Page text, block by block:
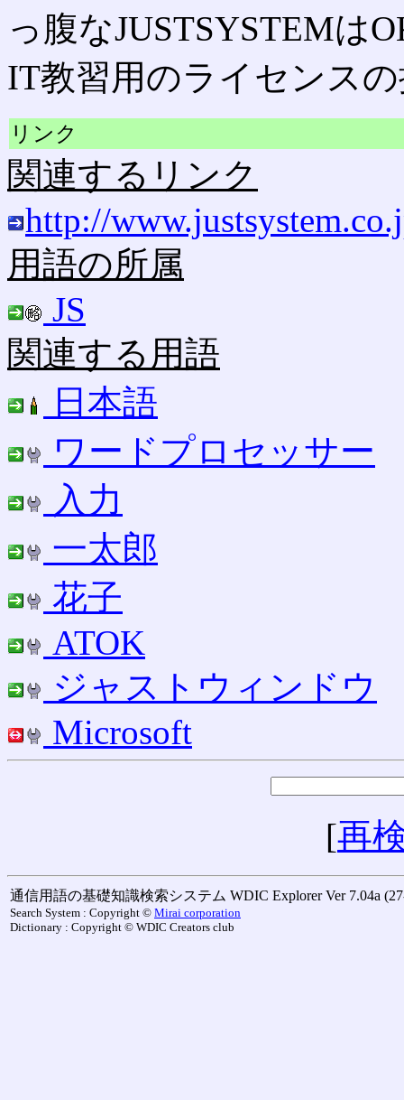
っ腹なJUSTSYSTEMは
IT教習用のライセンス
リンク
関連するリンク
http://
用語の所属
JS
関連する用語
日本語
ワードプロセッサー
入力
一太郎
花子
ATOK
ジャストウィンドウ
Microsoft
[再
通信用語の基礎知識検索システム WDIC Explorer Ver 7.04a
Search System : Copyright © Mirai corporation
Dictionary : Copyright © WDIC Creators club